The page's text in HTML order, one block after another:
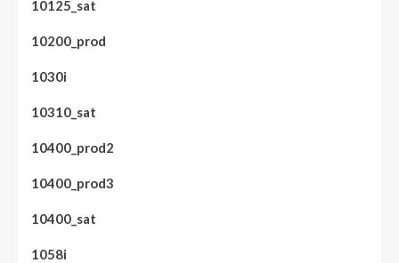
10125_sat
10200_prod
1030i
10310_sat
10400_prod2
10400_prod3
10400_sat
1058i